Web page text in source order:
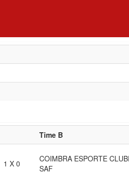
Time B
1 X 0
COIMBRA ESPORTE
SAF